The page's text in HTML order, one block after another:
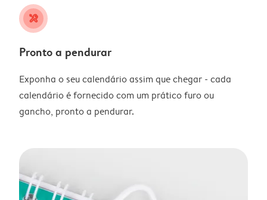
tools
Pronto a pendurar
Exponha o seu calendário assim que chegar - cada
calendário é fornecido com um prático furo ou
gancho, pronto a pendurar.